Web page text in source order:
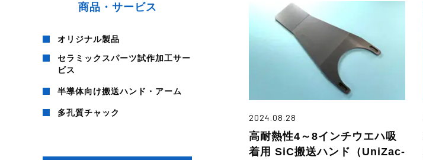
2024.08.28
高耐熱性4～8インチウエハ吸
着用 SiC搬送ハンド（UniZac-
商品・サービス
オリジナル製品
セラミックスパーツ試作加工サー
ビス
半導体向け搬送ハンド・アーム
多孔質チャック